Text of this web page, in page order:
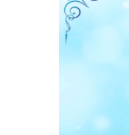
O12 รายงานสรุปผลการจัดซื้อจัด
จ้าง/จัดหาพัสดุประจำปี
การบริหารและพัฒนา